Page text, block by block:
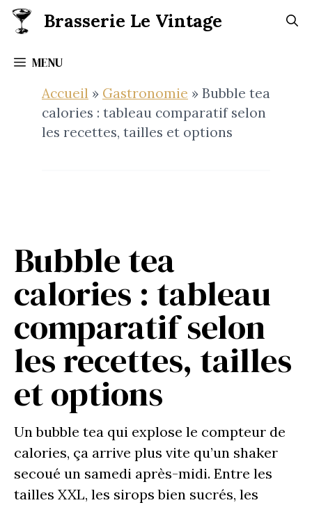
Aller
Brasserie Le Vintage
MENU
Accueil » Gastronomie » Bubble tea
calories : tableau comparatif selon
les recettes, tailles et options
Bubble tea
calories : tableau
comparatif selon
les recettes, tailles
et options
Un bubble tea qui explose le compteur de
calories, ça arrive plus vite qu’un shaker
secoué un samedi après-midi. Entre les
tailles XXL, les sirops bien sucrés, les